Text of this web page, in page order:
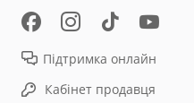
Підтримка онлайн
Кабінет продавця